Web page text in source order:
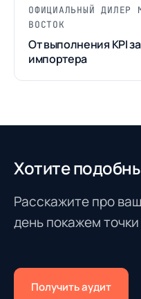
ОФИЦИАЛЬНЫЙ ДИЛЕР
ВОСТОК
От выполнения KPI
импортера
Хотите
Расскажите про
день покажем
Получить аудит